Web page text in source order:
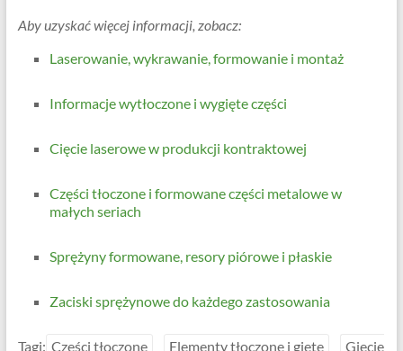
Aby uzyskać więcej informacji, zobacz:
Laserowanie, wykrawanie, formowanie i montaż
Informacje wytłoczone i wygięte części
Cięcie laserowe w produkcji kontraktowej
Części tłoczone i formowane części metalowe w
małych seriach
Sprężyny formowane, resory piórowe i płaskie
Zaciski sprężynowe do każdego zastosowania
Tagi: Części tłoczone Elementy tłoczone i gięte
Gięcie